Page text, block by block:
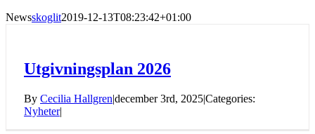
Newsskoglit2019-12-13T08:23:42+01:00
Utgivningsplan 2026
By Cecilia Hallgren|december 3rd, 2025|Categories:
Nyheter|